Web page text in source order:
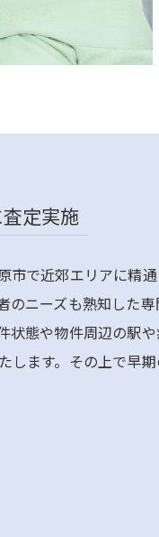
定実施
市で近郊エリアに精
のニーズも熟知した
態や物件周辺の駅
します。その上で早